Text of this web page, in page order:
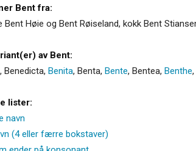
Bent fra:
Bent Høie og Bent Røiseland, kokk Bent
av Bent:
, Benedicta, Benita, Benta, Bente, Bentea, Benthe,
lister:
navn
(4 eller færre bokstaver)